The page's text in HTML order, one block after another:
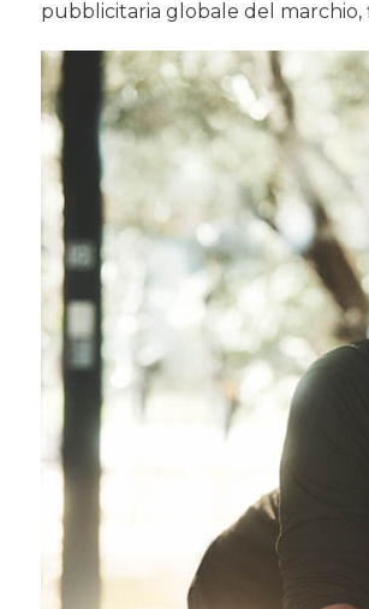
pubblicitaria globale del marchio,